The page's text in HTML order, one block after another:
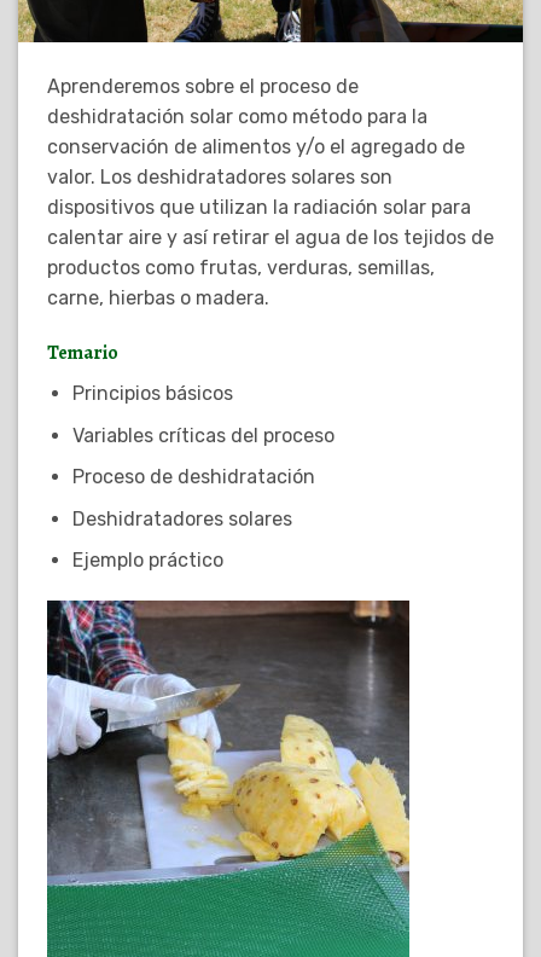
Aprenderemos sobre el proceso de
deshidratación solar como método para la
conservación de alimentos y/o el agregado de
valor. Los deshidratadores solares son
dispositivos que utilizan la radiación solar para
calentar aire y así retirar el agua de los tejidos de
productos como frutas, verduras, semillas,
carne, hierbas o madera.
Temario
Principios básicos
Variables críticas del proceso
Proceso de deshidratación
Deshidratadores solares
Ejemplo práctico